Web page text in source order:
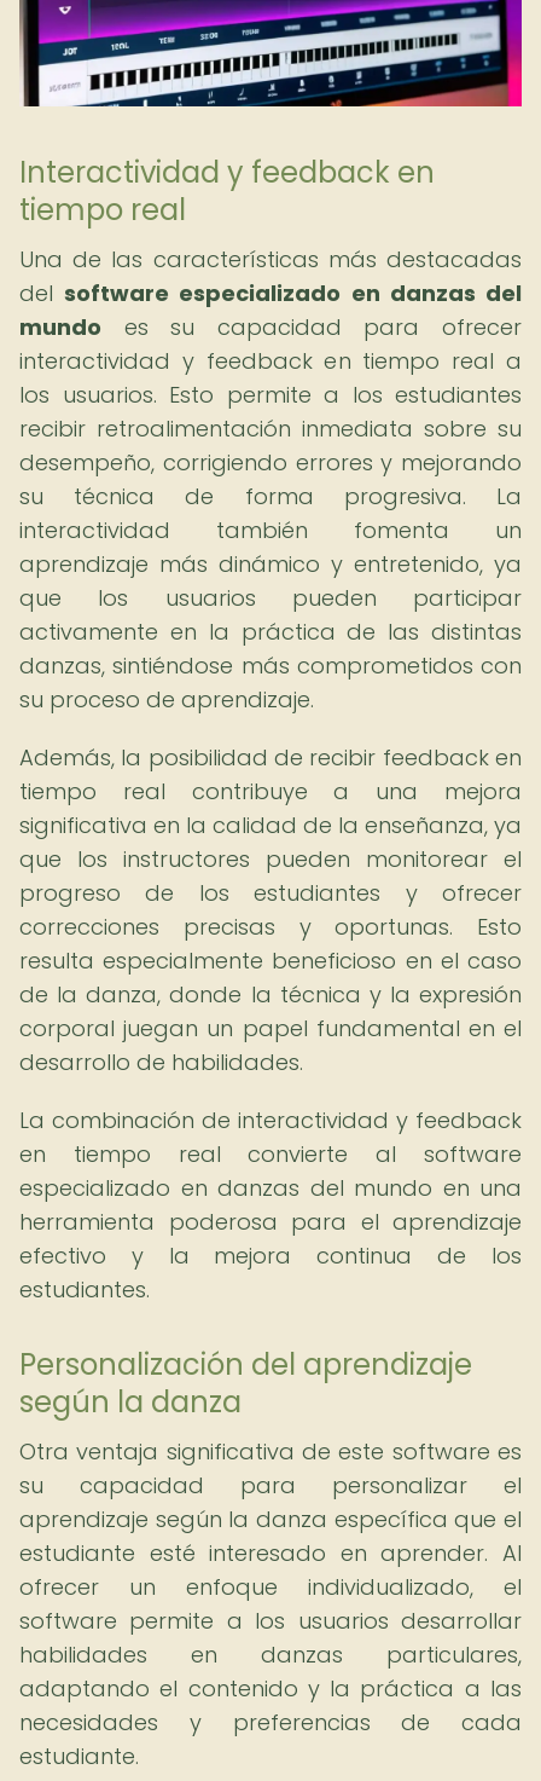
Interactividad y feedback en
tiempo real
Una de las características más destacadas
delsoftware especializado en danzas del
mundo es su capacidad para ofrecer
interactividad y feedback en tiempo real a
los usuarios. Esto permite a los estudiantes
recibir retroalimentación inmediata sobre su
desempeño, corrigiendo errores y mejorando
su técnica de forma progresiva. La
interactividad también fomenta un
aprendizaje más dinámico y entretenido, ya
que los usuarios pueden participar
activamente en la práctica de las distintas
danzas, sintiéndose más comprometidos con
su proceso de aprendizaje.
Además, la posibilidad de recibir feedback en
tiempo real contribuye a una mejora
significativa en la calidad de la enseñanza, ya
que los instructores pueden monitorear el
progreso de los estudiantes y ofrecer
correcciones precisas y oportunas. Esto
resulta especialmente beneficioso en el caso
de la danza, donde la técnica y la expresión
corporal juegan un papel fundamental en el
desarrollo de habilidades.
La combinación de interactividad y feedback
en tiempo real convierte al software
especializado en danzas del mundo en una
herramienta poderosa para el aprendizaje
efectivo y la mejora continua de los
estudiantes.
Personalización del aprendizaje
según la danza
Otra ventaja significativa de este software es
su capacidad para personalizar el
aprendizaje según la danza específica que el
estudiante esté interesado en aprender. Al
ofrecer un enfoque individualizado, el
software permite a los usuarios desarrollar
habilidades en danzas particulares,
adaptando el contenido y la práctica a las
necesidades y preferencias de cada
estudiante.